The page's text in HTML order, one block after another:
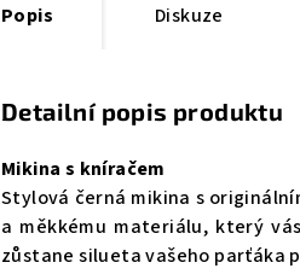
Popis Diskuze
Detailní popis produktu
Mikina s kníračem
Stylová černá mikina s
a měkkému materiálu, který
zůstane silueta vašeho parťáka